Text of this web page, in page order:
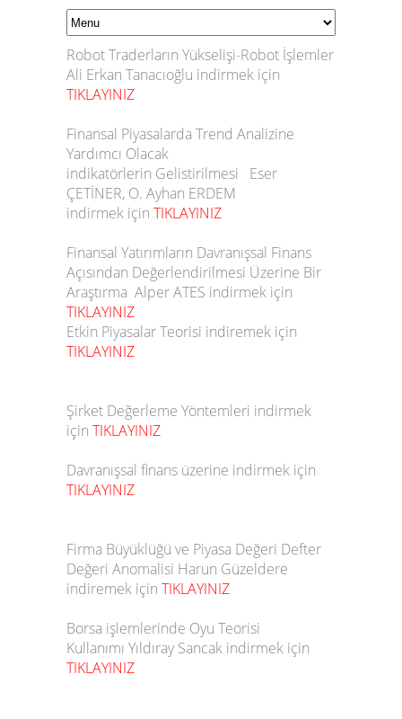
Robot Traderların Yükselişi-Robot İşlemler
Ali Erkan Tanacıoğlu indirmek için
TIKLAYINIZ
Finansal Piyasalarda Trend Analizine
Yardımcı Olacak
indikatörlerin Gelistirilmesi Eser
ÇETİNER, O. Ayhan ERDEM
indirmek için TIKLAYINIZ
Finansal Yatırımların Davranışsal Finans
Açısından Değerlendirilmesi Üzerine Bir
Araştırma Alper ATES indirmek için
TIKLAYINIZ
Etkin Piyasalar Teorisi indiremek için
TIKLAYINIZ
Şirket Değerleme Yöntemleri indirmek
için TIKLAYINIZ
Davranışsal finans üzerine indirmek için
TIKLAYINIZ
Firma Büyüklüğü ve Piyasa Değeri Defter
Değeri Anomalisi Harun Güzeldere
indiremek için TIKLAYINIZ
Borsa işlemlerinde Oyu Teorisi
Kullanımı Yıldıray Sancak indirmek için
TIKLAYINIZ